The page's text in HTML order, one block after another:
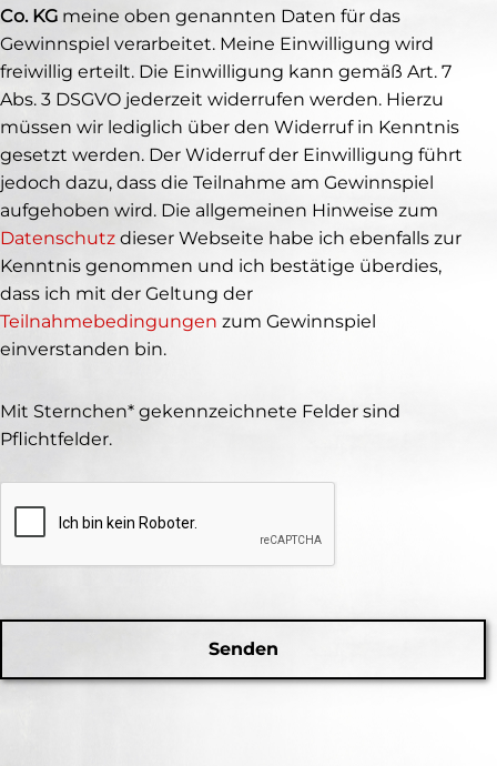
Co. KG meine oben genannten Daten für das
Gewinnspiel verarbeitet. Meine Einwilligung wird
freiwillig erteilt. Die Einwilligung kann gemäß Art. 7
Abs. 3 DSGVO jederzeit widerrufen werden. Hierzu
müssen wir lediglich über den Widerruf in Kenntnis
gesetzt werden. Der Widerruf der Einwilligung führt
jedoch dazu, dass die Teilnahme am Gewinnspiel
aufgehoben wird. Die allgemeinen Hinweise zum
Datenschutz dieser Webseite habe ich ebenfalls zur
Kenntnis genommen und ich bestätige überdies,
dass ich mit der Geltung der
Teilnahmebedingungen zum Gewinnspiel
einverstanden bin.
Mit Sternchen* gekennzeichnete Felder sind
Pflichtfelder.